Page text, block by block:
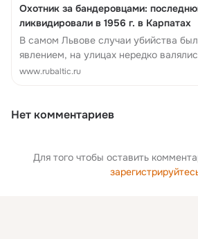
Охотник за бандеровцами:
ликвидировали в 1956 г. в Карпатах
В самом Львове случаи убийства
явлением, на улицах нередко
45-м на Хмельничине в основном
www.rubaltic.ru
Нет комментариев
Для того чтобы оставить